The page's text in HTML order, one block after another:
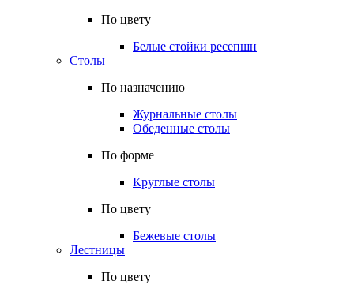
По цвету
Белые стойки ресепшн
Столы
По назначению
Журнальные столы
Обеденные столы
По форме
Круглые столы
По цвету
Бежевые столы
Лестницы
По цвету